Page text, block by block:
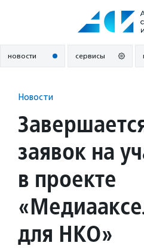
новости сервисы
Новости
заявок на
в проекте
для НКО»